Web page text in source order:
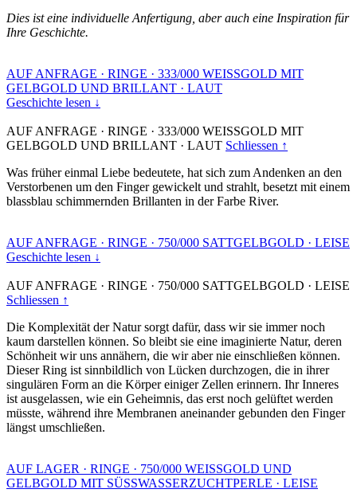
Dies ist eine individuelle Anfertigung, aber auch eine Inspiration für
Ihre Geschichte.
AUF ANFRAGE · RINGE · 333/000 WEISSGOLD MIT
GELBGOLD UND BRILLANT · LAUT
Geschichte lesen ↓
AUF ANFRAGE · RINGE · 333/000 WEISSGOLD MIT
GELBGOLD UND BRILLANT · LAUT Schliessen ↑
Was früher einmal Liebe bedeutete, hat sich zum Andenken an den
Verstorbenen um den Finger gewickelt und strahlt, besetzt mit einem
blassblau schimmernden Brillanten in der Farbe River.
AUF ANFRAGE · RINGE · 750/000 SATTGELBGOLD · LEISE
Geschichte lesen ↓
AUF ANFRAGE · RINGE · 750/000 SATTGELBGOLD · LEISE
Schliessen ↑
Die Komplexität der Natur sorgt dafür, dass wir sie immer noch
kaum darstellen können. So bleibt sie eine imaginierte Natur, deren
Schönheit wir uns annähern, die wir aber nie einschließen können.
Dieser Ring ist sinnbildlich von Lücken durchzogen, die in ihrer
singulären Form an die Körper einiger Zellen erinnern. Ihr Inneres
ist ausgelassen, wie ein Geheimnis, das erst noch gelüftet werden
müsste, während ihre Membranen aneinander gebunden den Finger
längst umschließen.
AUF LAGER · RINGE · 750/000 WEISSGOLD UND
GELBGOLD MIT SÜSSWASSERZUCHTPERLE · LEISE